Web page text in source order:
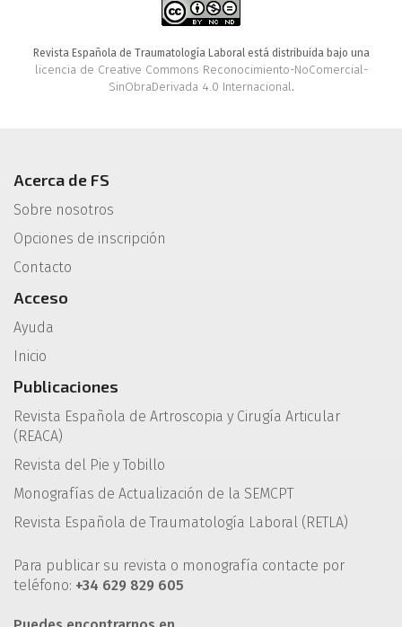
Revista Española de Traumatología Laboral está distribuida bajo una
licencia de Creative Commons Reconocimiento-NoComercial-
SinObraDerivada 4.0 Internacional.
Acerca de FS
Sobre nosotros
Opciones de inscripción
Contacto
Acceso
Ayuda
Inicio
Publicaciones
Revista Española de Artroscopia y Cirugía Articular
(REACA)
Revista del Pie y Tobillo
Monografías de Actualización de la SEMCPT
Revista Española de Traumatología Laboral (RETLA)
Para publicar su revista o monografía contacte por
teléfono: +34 629 829 605